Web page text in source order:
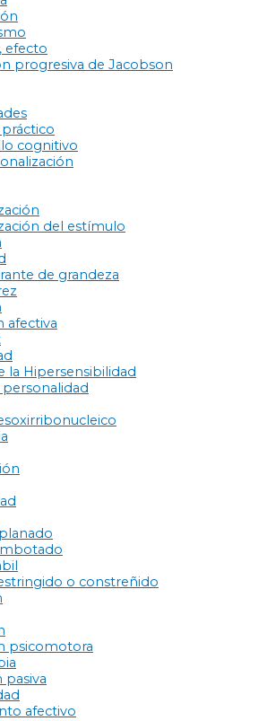
efecto
progresiva de Jacobson
práctico
cognitivo
del estímulo
de grandeza
afectiva
la Hipersensibilidad
o constreñido
psicomotora
pasiva
afectivo